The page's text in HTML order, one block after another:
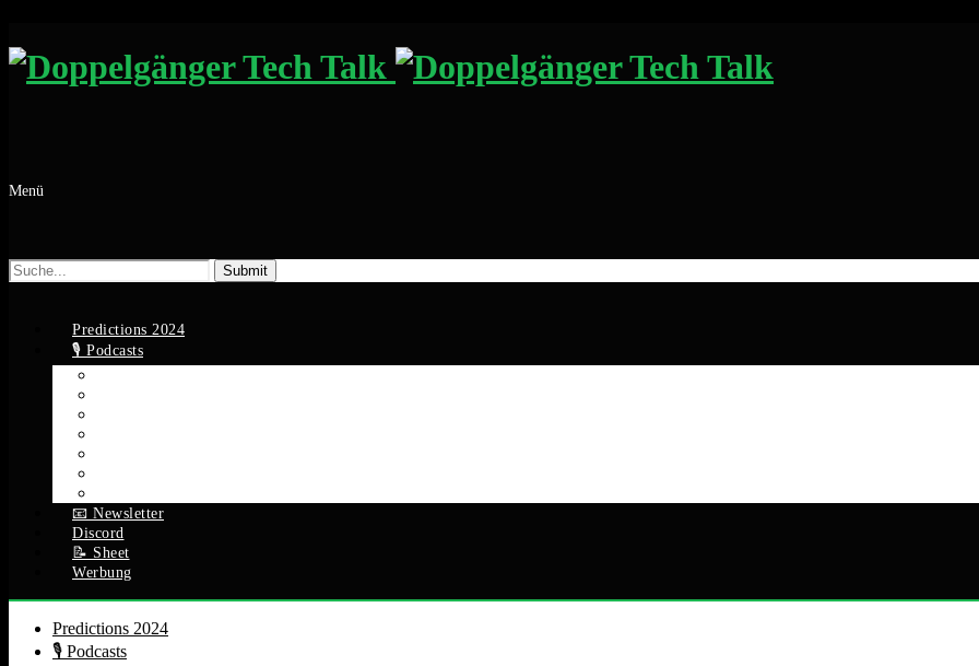
Menü
Suche
nach:
Predictions 2024
🎙️ Podcasts
📧 Newsletter
Discord
📝 Sheet
Werbung
Predictions 2024
🎙️ Podcasts